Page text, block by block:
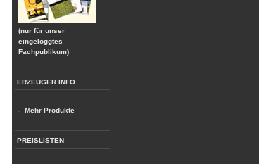
(nur für unser
eingeloggtes
Fachpublikum)
ERZEUGER INFO
- Mehr Produkte
PREISLISTEN